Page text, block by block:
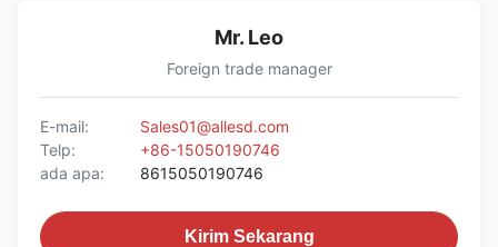
Mr. Leo
Foreign trade manager
E-mail:
Sales01@allesd.com
Telp:
+86-15050190746
ada apa:
8615050190746
Kirim Sekarang